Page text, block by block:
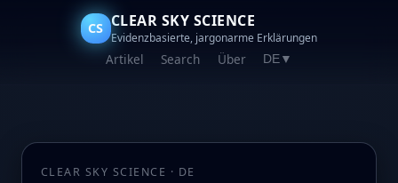
CS CLEAR SKY SCIENCE
Evidenzbasierte, jargonarme Erklärungen
Artikel Search Über DE▼
CLEAR SKY SCIENCE · DE